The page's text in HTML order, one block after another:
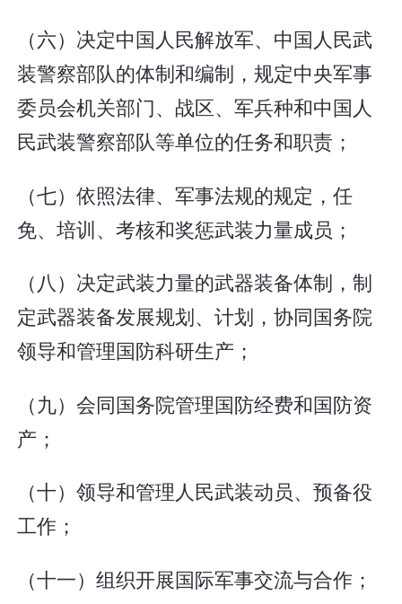
（六）决定中国人民解放军、中国人民武
装警察部队的体制和编制，规定中央军事
委员会机关部门、战区、军兵种和中国人
民武装警察部队等单位的任务和职责；
（七）依照法律、军事法规的规定，任
免、培训、考核和奖惩武装力量成员；
（八）决定武装力量的武器装备体制，制
定武器装备发展规划、计划，协同国务院
领导和管理国防科研生产；
（九）会同国务院管理国防经费和国防资
产；
（十）领导和管理人民武装动员、预备役
工作；
（十一）组织开展国际军事交流与合作；